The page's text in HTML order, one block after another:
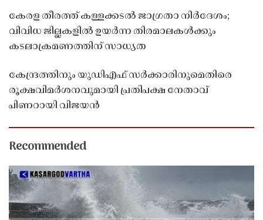
കേരള തീരത്ത് കള്ളക്കടൽ ജാഗ്രതാ നിർദേശം;
വിവിധ ജില്ലകളിൽ ഉയർന്ന തിരമാലകൾക്കും
കടലാക്രമണത്തിന് സാധ്യത
കേന്ദ്രത്തിനും യുഡിഎഫ് സർക്കാരിനുമെതിരെ
രൂക്ഷവിമർശനവുമായി പ്രതിപക്ഷ നേതാവ്
പിണറായി വിജയൻ
Recommended